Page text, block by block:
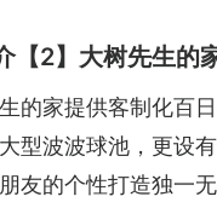
【2】大树先生的
的家提供客制化百
型波波球池，更设
友的个性打造独一